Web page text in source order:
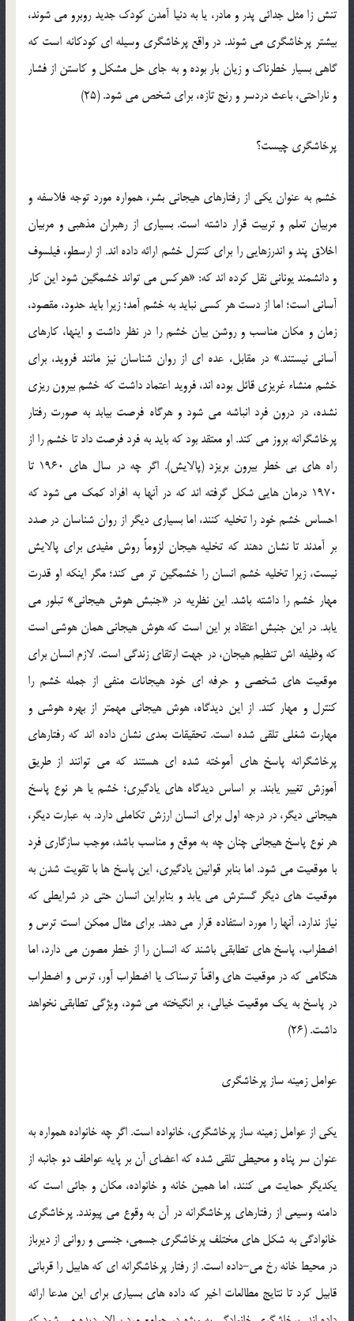
تنش زا مثل جدائی پدر و مادر، یا به دنیا آمدن کودک جدید روبرو می شوند،
بیشتر پرخاشگری می شوند. در واقع پرخاشگری وسیله ای کودکانه است که
گاهی بسیار خطرناک و زیان بار بوده و به جای حل مشکل و کاستن از فشار
و ناراحتی، باعث دردسر و رنج تازه، برای شخص می شود. (25)
پرخاشگری چیست؟
خشم به عنوان یکی از رفتارهای هیجانی بشر، همواره مورد توجه فلاسفه و
مربیان تعلم و تربیت قرار داشته است. بسیاری از رهبران مذهبی و مربیان
اخلاق پند و اندرزهایی را برای کنترل خشم ارائه داده اند. از ارسطو، فیلسوف
و دانشمند یونانی نقل کرده اند که: «هرکس می تواند خشمگین شود این کار
آسانی است؛ اما از دست هر کسی نباید به خشم آمد؛ زیرا باید حدود، مقصود،
زمان و مکان مناسب و روشن بیان خشم را در نظر داشت و اینها، کارهای
آسانی نیستند.» در مقابل، عده ای از روان شناسان نیز مانند فروید، برای
خشم منشاء غریزی قائل بوده اند، فروید اعتماد داشت که خشم بیرون ریزی
نشده، در درون فرد انباشه می شود و هرگاه فرصت بیابد به صورت رفتار
پرخاشگرانه بروز می کند. او معتقد بود که باید به فرد فرصت داد تا خشم را از
راه های بی خطر بیرون بریزد (پالایش). اگر چه در سال های 1960 تا
1970 درمان هایی شکل گرفته اند که در آنها به افراد کمک می شود که
احساس خشم خود را تخلیه کنند، اما بسیاری دیگر از روان شناسان در صدد
بر آمدند تا نشان دهند که تخلیه هیجان لزوماً روش مفیدی برای پالایش
نیست، زیرا تخلیه خشم انسان را خشمگین تر می کند؛ مگر اینکه او قدرت
مهار خشم را داشته باشد. این نظریه در «جنبش هوش هیجانی» تبلور می
یابد. در این جنبش اعتقاد بر این است که هوش هیجانی همان هوشی است
که وظیفه اش تنظیم هیجان، در جهت ارتقای زندگی است. لازم انسان برای
موقعیت های شخصی و حرفه ای خود هیجانات منفی از جمله خشم را
کنترل و مهار کند. از این دیدگاه، هوش هیجانی مهمتر از بهره هوشی و
مهارت شغلی تلقی شده است. تحقیقات بعدی نشان داده اند که رفتارهای
پرخاشگرانه پاسخ های آموخته شده ای هستند که می توانند از طریق
آموزش تغییر یابند. بر اساس دیدگاه های یادگیری؛ خشم یا هر نوع پاسخ
هیجانی دیگر، در درجه اول برای انسان ارزش تکاملی دارد. به عبارت دیگر،
هر نوع پاسخ هیجانی چنان چه به موقع و مناسب باشد، موجب سازگاری فرد
با موقعیت می شود. اما بنابر قوانین یادگیری، این پاسخ ها با تقویت شدن به
موقعیت های دیگر گسترش می یابد و بنابراین انسان حتی در شرایطی که
نیاز ندارد، آنها را مورد استفاده قرار می دهد. برای مثال ممکن است ترس و
اضطراب، پاسخ های تطابقی باشند که انسان را از خطر مصون می دارد، اما
هنگامی که در موقعیت های واقعاً ترسناک یا اضطراب آور، ترس و اضطراب
در پاسخ به یک موقعیت خیالی، بر انگیخته می شود، ویژگی تطابقی نخواهد
داشت. (26)
عوامل زمینه ساز پرخاشگری
یکی از عوامل زمینه ساز پرخاشگری، خانواده است. اگر چه خانواده همواره به
عنوان سر پناه و محیطی تلقی شده که اعضای آن بر پایه عواطف دو جانبه از
یکدیگر حمایت می کنند، اما همین خانه و خانواده، مکان و جائی است که
دامنه وسیعی از رفتارهای پرخاشگرانه در آن به وقوع می پیوندد. پرخاشگری
خانوادگی به شکل های مختلف پرخاشگری جسمی، جنسی و روانی از دیرباز
در محیط خانه رخ می-داده است. از رفتار پرخاشگرانه ای که هابیل را قربانی
قابیل کرد تا نتایج مطالعات اخیر که داده های بسیاری برای این مدعا ارائه